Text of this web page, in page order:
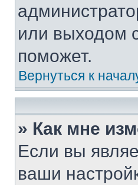
или выходом
поможет.
Вернуться к
» Как мне
Если вы
ваши